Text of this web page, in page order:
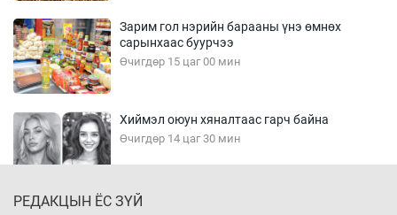
Зарим гол нэрийн барааны үнэ өмнөх
сарынхаас буурчээ
Өчигдөр 15 цаг 00 мин
Хиймэл оюун хяналтаас гарч байна
Өчигдөр 14 цаг 30 мин
РЕДАКЦЫН ЁС ЗҮЙ